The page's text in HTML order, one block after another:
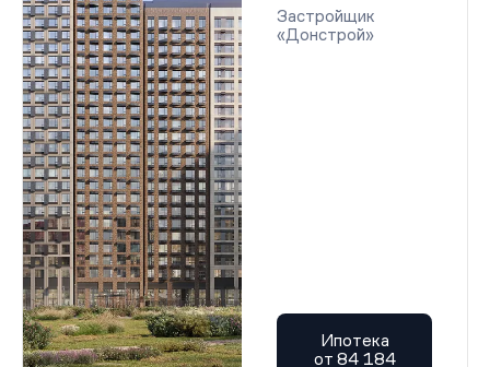
Застройщик
«Донстрой»
Ипотека
от 84 184